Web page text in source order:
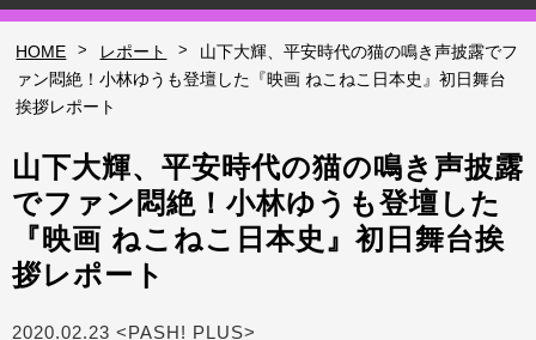
HOME > レポート >
山下大輝、平安時代の猫の鳴き声披露でフ
ァン悶絶！小林ゆうも登壇した『映画 ねこねこ日本史』初日舞台
挨拶レポート
山下大輝、平安時代の猫の鳴き声披露
でファン悶絶！小林ゆうも登壇した
『映画 ねこねこ日本史』初日舞台挨
拶レポート
2020.02.23 <PASH! PLUS>